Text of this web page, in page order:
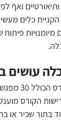
ואף
כלים
עושים
הקורס
בתור שכיר או